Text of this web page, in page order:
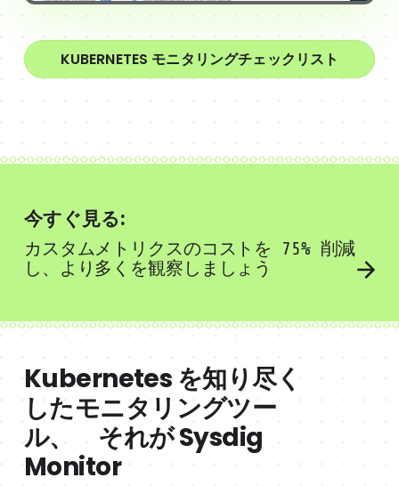
KUBERNETES モニタリングチェックリスト
Meet the only benchmark for cloud security
今すぐ見る:
カスタムメトリクスのコストを 75% 削減
し、より多くを観察しましょう
Kubernetes を知り尽く
したモニタリングツー
ル、 それが Sysdig
Monitor